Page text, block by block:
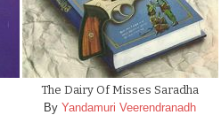
The Dairy Of Misses Saradha
By Yandamuri Veerendranadh